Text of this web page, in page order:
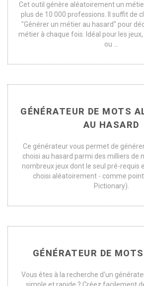
Cet outil génère aléatoirement un
plus de 10 000 professions. Il suffit de
"Générer un métier au hasard" pour
métier à chaque fois. Idéal pour les
ou ...
GÉNÉRATEUR DE MOTS
AU HASARD
Ce générateur vous permet de
choisi au hasard parmi des milliers de
nombreux jeux dont le seul pré-requis
choisi aléatoirement - comme
Pictionary).
GÉNÉRATEUR DE
Vous êtes à la recherche d'un